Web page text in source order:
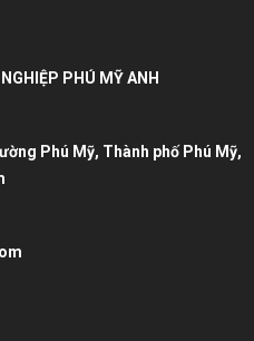
PHÚ MỸ ANH
Phú Mỹ, Thành phố Phú Mỹ,